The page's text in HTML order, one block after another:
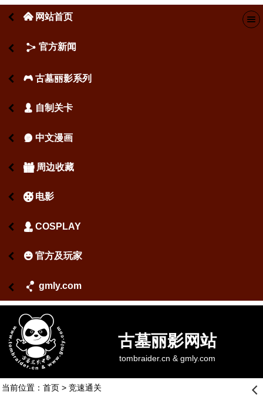
󰄫 网站首页
官方新闻
󰂪 古墓丽影系列
󰃬 自制关卡
󰇫 中文漫画
󰁅 周边收藏
󰉾 电影
󰄋 COSPLAY
󰄳 官方及玩家
gmly.com
古墓丽影网站
tombraider.cn & gmly.com
当前位置： 首页> 竞速通关 󰊒